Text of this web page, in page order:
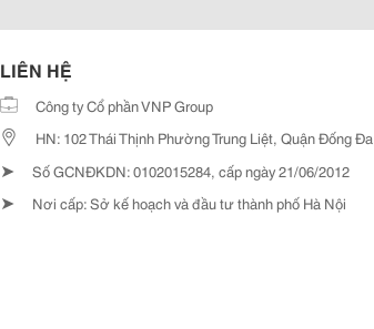
LIÊN HỆ
Công ty Cổ phần VNP Group
HN: 102 Thái Thịnh Phường Trung Liệt, Quận Đống
➤ Số GCNĐKDN: 0102015284, cấp ngày 21/06/2012
➤ Nơi cấp: Sở kế hoạch và đầu tư thành phố Hà Nội